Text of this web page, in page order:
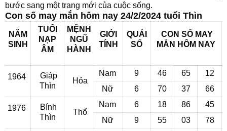
bước sang một trang mới của cuộc sống.
Con số may mắn hôm nay 24/2/2024 tuổi Thìn
NĂM
SINH
TUỔI
NẠP
ÂM
MỆNH
NGŨ
HÀNH
GIỚI
TÍNH
QUÁI
SỐ
CON SỐ MAY
MẮN HÔM NAY
1964
Giáp
Thìn
Hỏa
Nam 9 46 65
12
Nữ
6 70 37 66
1976
Bính
Thìn
Thổ
Nam 6 18 86
45
Nữ
9 55 03 78